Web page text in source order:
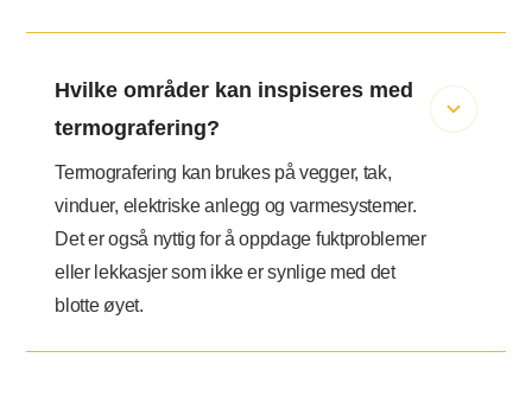
Hvilke områder kan inspiseres med
termografering?
Termografering kan brukes på vegger, tak,
vinduer, elektriske anlegg og varmesystemer.
Det er også nyttig for å oppdage fuktproblemer
eller lekkasjer som ikke er synlige med det
blotte øyet.